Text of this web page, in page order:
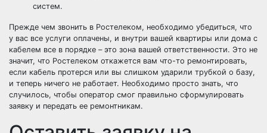
систем.
Прежде чем звонить в Ростелеком, необходимо убедиться, что
у вас все услуги оплачены, и внутри вашей квартиры или дома с
кабелем все в порядке – это зона вашей ответственности. Это не
значит, что Ростелеком откажется вам что-то ремонтировать,
если кабель протерся или вы слишком ударили трубкой о базу,
и теперь ничего не работает. Необходимо просто знать, что
случилось, чтобы оператор смог правильно сформулировать
заявку и передать ее ремонтникам.